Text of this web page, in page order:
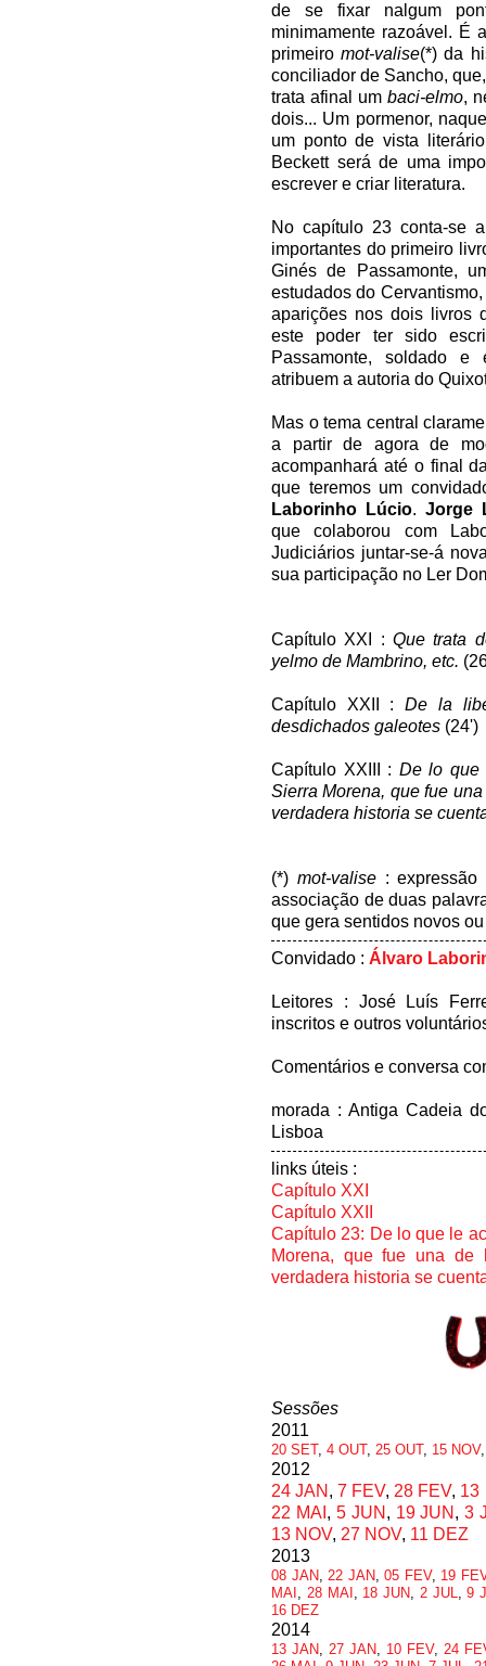
de se fixar nalgum
minimamente razoável. É
primeiromot-valise(*) da
conciliador de Sancho,
trata afinal umbaci-elmo,
dois... Um pormenor,
um ponto de vista
Beckett será de uma
escrever e criar literatura.
No capítulo 23 conta-se
importantes do primeiro
Ginés de Passamonte,
estudados do
aparições nos dois livros
este poder ter sido
Passamonte, soldado e
atribuem a autoria do
Mas o tema central
a partir de agora de
acompanhará até o final
que teremos um
Laborinho Lúcio. Jorge
que colaborou com
Judiciários juntar-se-á
sua participação no Ler
Capítulo XXI : Que trata
yelmo de Mambrino, etc.
Capítulo XXII :De la
desdichados galeotes (24')
Capítulo XXIII : De lo que
Sierra Morena, que fue
verdadera historia se
(*) mot-valise: expressão
associação de duas
que gera sentidos novos
Convidado : Álvaro
Leitores : José Luís
inscritos e outros
Comentários e conversa
morada : Antiga Cadeia
Lisboa
links úteis :
Capítulo XXI
Capítulo XXII
Capítulo 23: De lo que le
Morena, que fue una de
verdadera historia se
Sessões
2011
20 SET, 4 OUT, 25 OUT, 15 NOV
2012
24 JAN ,7 FEV, 28 FEV, 13
22 MAI , 5 JUN , 19 JUN ,3
13 NOV, 27 NOV, 11 DEZ
2013
08 JAN, 22 JAN,05 FEV, 19
MAI
28 MAI 18 JUN 2 JUL ,9
16 DEZ
2014
13 JAN, 27 JAN, 10 FEV, 24